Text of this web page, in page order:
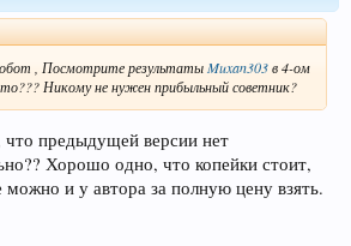
, Посмотрите результатыMuxan303в 4-ом
Никому не нужен прибыльный советник?
что предыдущей версии нет
Хорошо одно, что копейки стоит,
можно и у автора за полную цену взять.